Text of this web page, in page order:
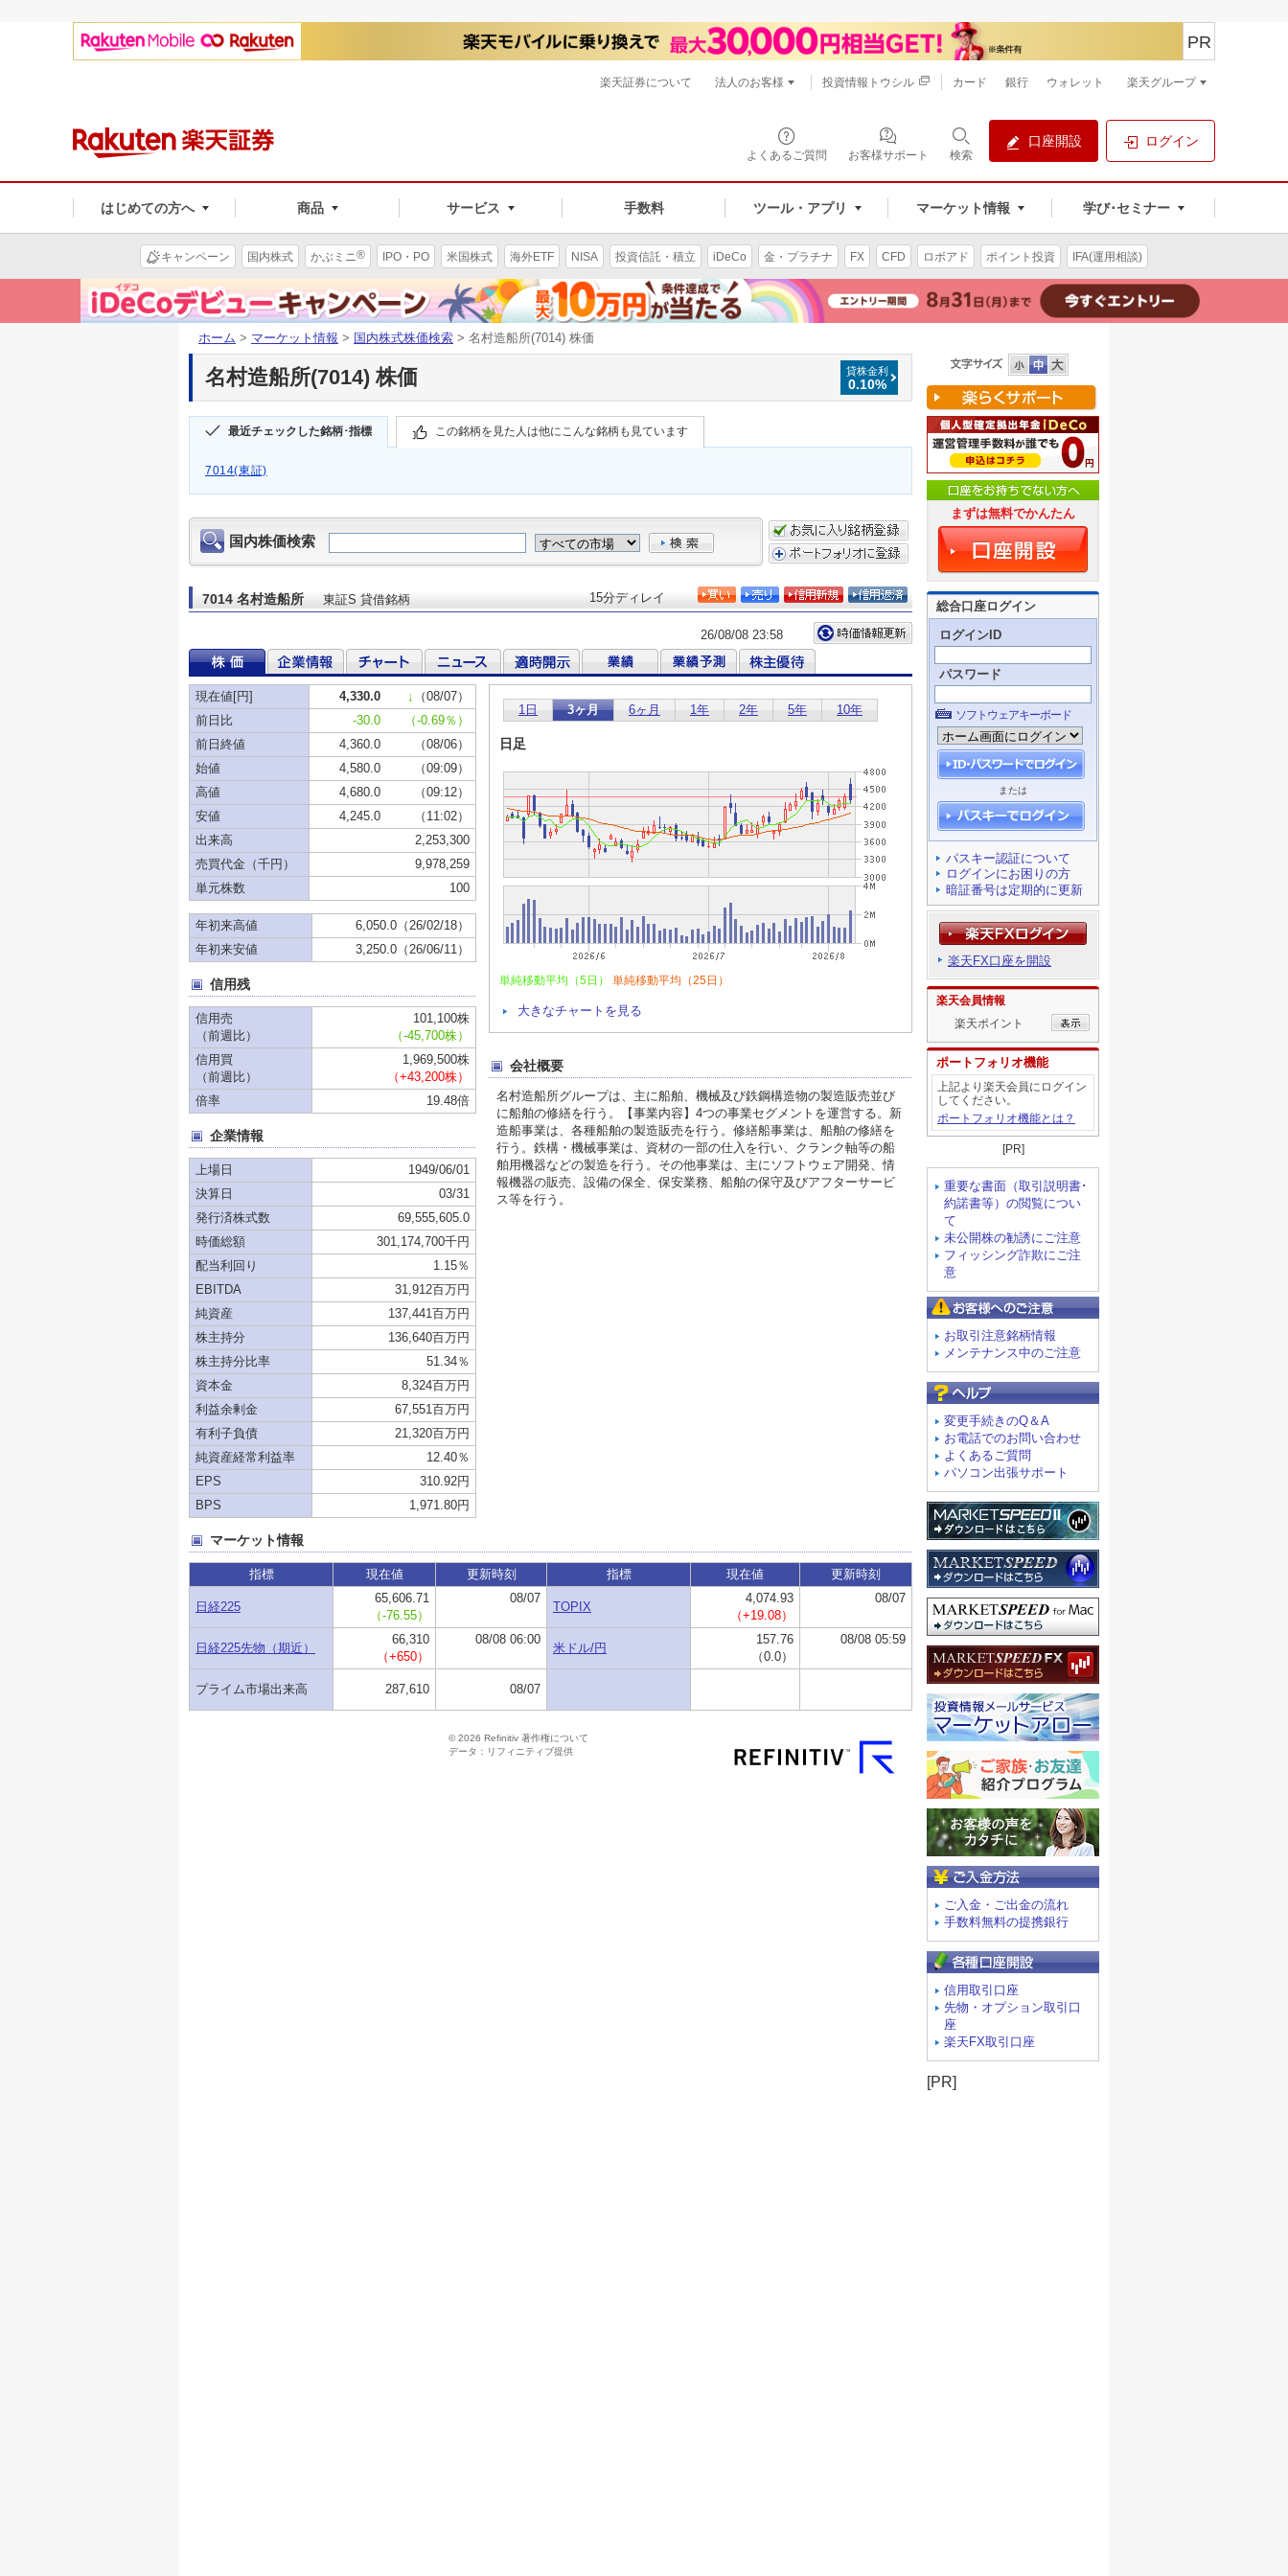
よくあるご質問 お客様サポート 検索
口座開設 ログイン
はじめての方へ 商品 サービス 手数料 ツール・アプリ マーケット情報 学び･セミナー
PR
楽天証券について 法人のお客様 投資情報トウシル カード 銀行 ウォレット 楽天グループ
キャンペーン 国内株式 かぶミニ® IPO・PO 米国株式 海外ETF NISA 投資信託・積立 iDeCo 金・プラチナ FX CFD ロボアド ポイント投資 IFA(運用相談)
ホーム > マーケット情報 > 国内株式株価検索 > 名村造船所(7014) 株価
貸株金利
0.10%
名村造船所(7014) 株価
最近チェックした銘柄･指標 この銘柄を見た人は他にこんな銘柄も見ています
7014(東証)
まずは無料でかんたん
総合口座ログイン
ログインID
パスワード
ソフトウェアキーボード
または
パスキー認証について
ログインにお困りの方
暗証番号は定期的に更新
楽天FX口座を開設
楽天会員情報
楽天ポイント
ポートフォリオ機能
上記より楽天会員にログイン
してください。
ポートフォリオ機能とは？
[PR]
重要な書面（取引説明書･
約諾書等）の閲覧につい
て
未公開株の勧誘にご注意
フィッシング詐欺にご注
意
お取引注意銘柄情報
メンテナンス中のご注意
変更手続きのQ＆A
お電話でのお問い合わせ
よくあるご質問
パソコン出張サポート
ご入金・ご出金の流れ
手数料無料の提携銀行
信用取引口座
先物・オプション取引口
座
楽天FX取引口座
[PR]